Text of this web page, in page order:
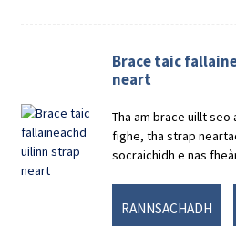
Brace taic
neart
Tha am brace uillt seo
fighe, tha strap
socraichidh e nas
RANNSACHADH